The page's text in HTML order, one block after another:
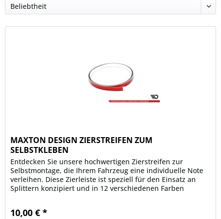
MAXTON DESIGN ZIERSTREIFEN ZUM
SELBSTKLEBEN
Entdecken Sie unsere hochwertigen Zierstreifen zur
Selbstmontage, die Ihrem Fahrzeug eine individuelle Note
verleihen. Diese Zierleiste ist speziell für den Einsatz an
Splittern konzipiert und in 12 verschiedenen Farben
10,00 € *